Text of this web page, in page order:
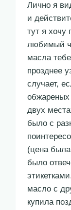
Лично я
и
тут я хочу
любимый
масла
прозднее
случает,
обжареных
двух
было с
(цена
было
масло с
купила